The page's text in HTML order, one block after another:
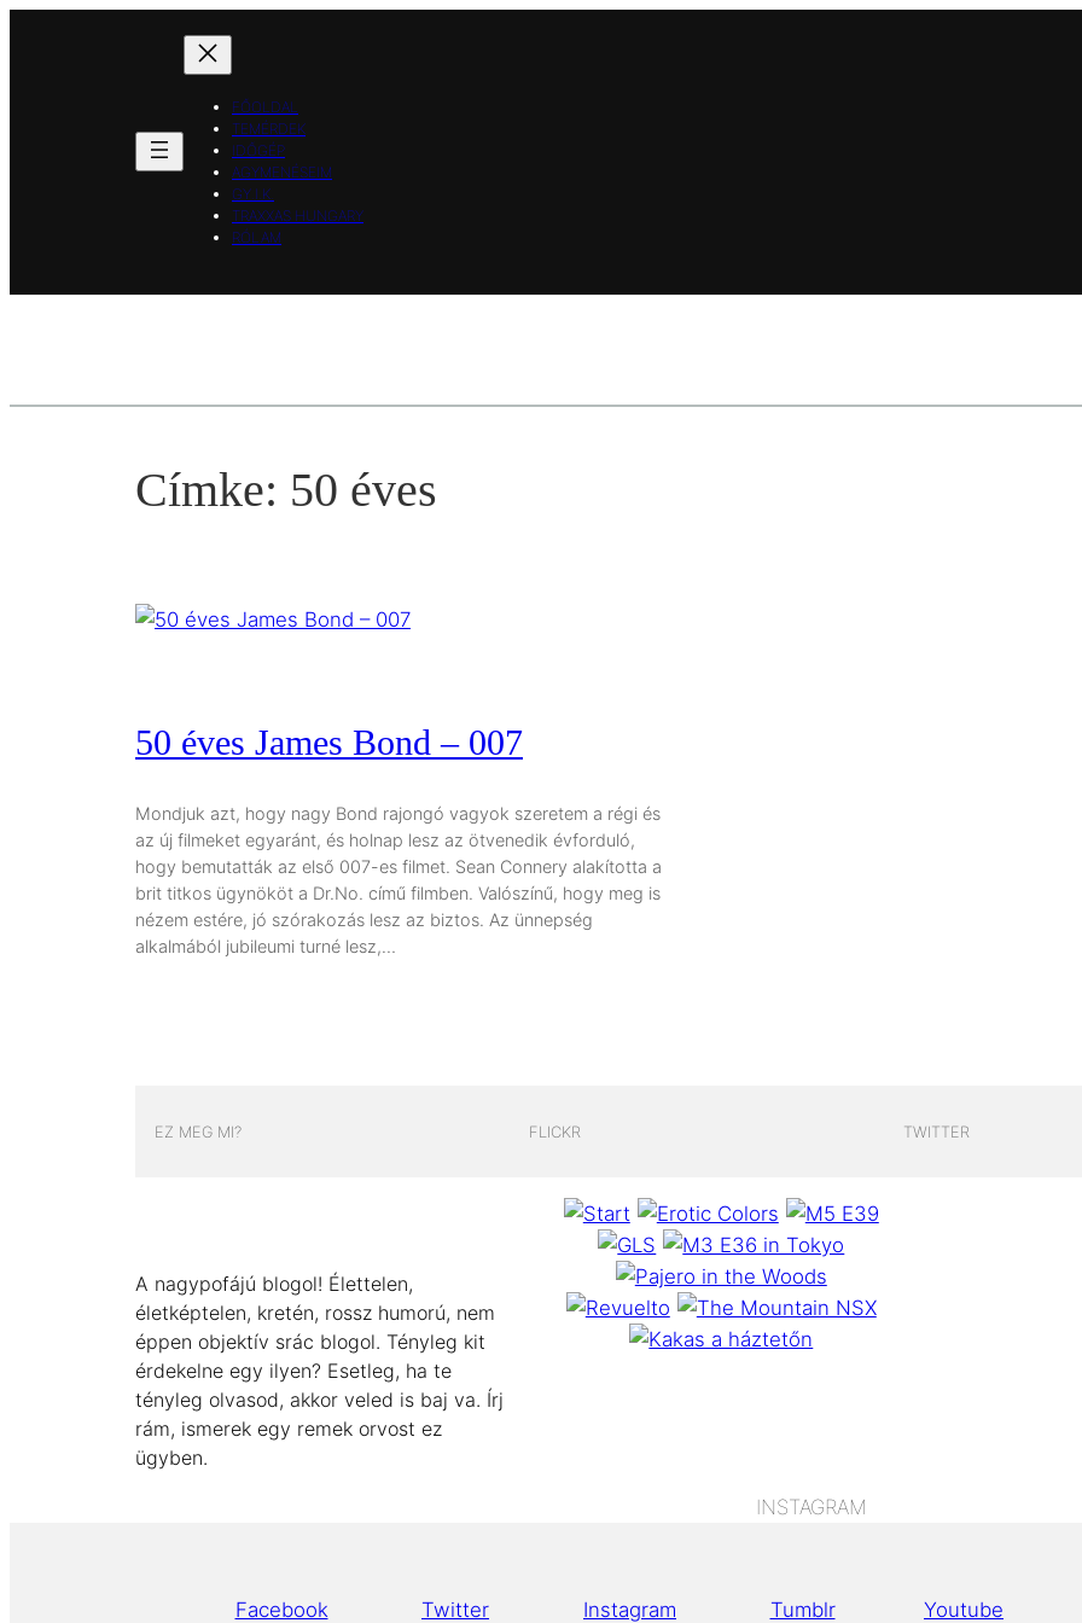
FŐOLDAL
TEMÉRDEK
IDŐGÉP
AGYMENÉSEIM
GY.I.K.
TRAXXAS HUNGARY
RÓLAM
Címke: 50 éves
50 éves James Bond – 007
Mondjuk azt, hogy nagy Bond rajongó vagyok szeretem a régi és
az új filmeket egyaránt, és holnap lesz az ötvenedik évforduló,
hogy bemutatták az első 007-es filmet. Sean Connery alakította a
brit titkos ügynököt a Dr.No. című filmben. Valószínű, hogy meg is
nézem estére, jó szórakozás lesz az biztos. Az ünnepség
alkalmából jubileumi turné lesz,…
EZ MEG MI?
A nagypofájú blogol! Élettelen,
életképtelen, kretén, rossz humorú, nem
éppen objektív srác blogol. Tényleg kit
érdekelne egy ilyen? Esetleg, ha te
tényleg olvasod, akkor veled is baj va. Írj
rám, ismerek egy remek orvost ez
ügyben.
FLICKR TWITTER
INSTAGRAM
Facebook Twitter Instagram Tumblr Youtube